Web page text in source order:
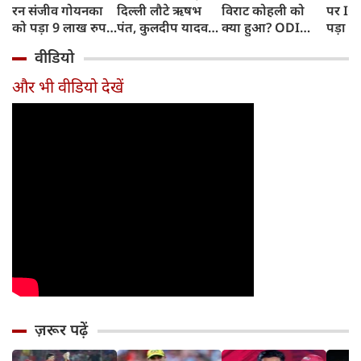
रन संजीव गोयनका
को पड़ा 9 लाख रुपए
दिल्ली लौटे ऋषभ
पंत, कुलदीप यादव
विराट कोहली को
क्या हुआ? ODI
बाहर होने की खबर ने
पर
पड़ा
फिंगर
वीडियो
और भी वीडियो देखें
ज़रूर पढ़ें